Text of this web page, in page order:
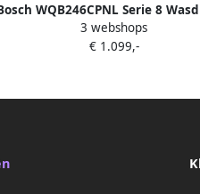
WQB246CPNL Serie 8
Warmtepompdroger
condensor Blijvend energiezuinig
3 webshops
€ 1.099,-